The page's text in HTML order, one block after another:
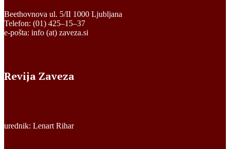
Beethovnova ul. 5/II 1000 Ljubljana
Telefon: (01) 425–15–37
e-pošta: info (at) zaveza.si
Revija Zaveza
urednik: Lenart Rihar